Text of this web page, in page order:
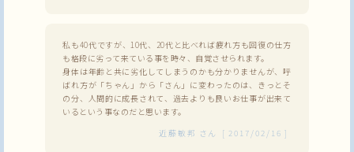
私も40代ですが、10代、20代と比べれば疲れ方も回復の仕方
も格段に劣って来ている事を時々、自覚させられます。
身体は年齢と共に劣化してしまうのかも分かりませんが、呼
ばれ方が「ちゃん」から「さん」に変わったのは、きっとそ
の分、人間的に成長されて、過去よりも良いお仕事が出来て
いるという事なのだと思います。
近藤敏邦 さん [ 2017/02/16 ]